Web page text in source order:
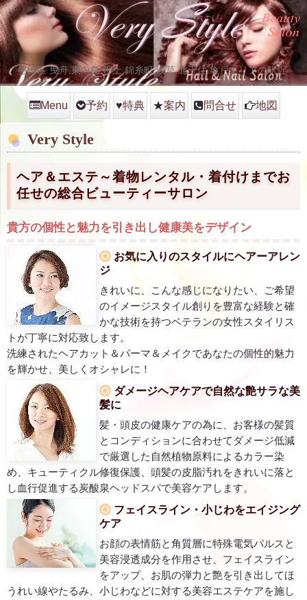
墨田区 曳舟,東向島.押上.錦糸町,浅草.北千住.亀戸エリアの駅近
美容院
Menu 予約 ♥特典 ★案内 問合せ 地図
Very Style
ヘア＆エステ～着物レンタル・着付けまでお
任せの総合ビューティーサロン
貴方の個性と魅力を引き出し健康美をデザイン
お気に入りのスタイルにヘアーアレン
ジ
きれいに、こんな感じになりたい、ご希望
のイメージスタイル創りを豊富な経験と確
かな技術を持つベテランの女性スタイリス
トが丁寧に対応致します。
洗練されたヘアカット＆パーマ＆メイクであなたの個性的魅力
を輝かせ、美しくオシャレに！
ダメージヘアケアで自然な艶サラな美
髪に
髪・頭皮の健康ケアの為に、お客様の髪質
とコンディションに合わせてダメージ低減
で厳選した自然植物原料によるカラー染
め、キューティクル修復保護、頭髪の皮脂汚れをきれいに落と
し血行促進する炭酸泉ヘッドスパで美容ケアします。
フェイスライン・小じわをエイジング
ケア
お顔の表情筋と角質層に特殊電気パルスと
美容浸透成分を作用させ、フェイスライン
をアップ、お肌の弾力と艶を引き出してほ
うれい線やたるみ、小じわなどに対する美容エステケアを施し